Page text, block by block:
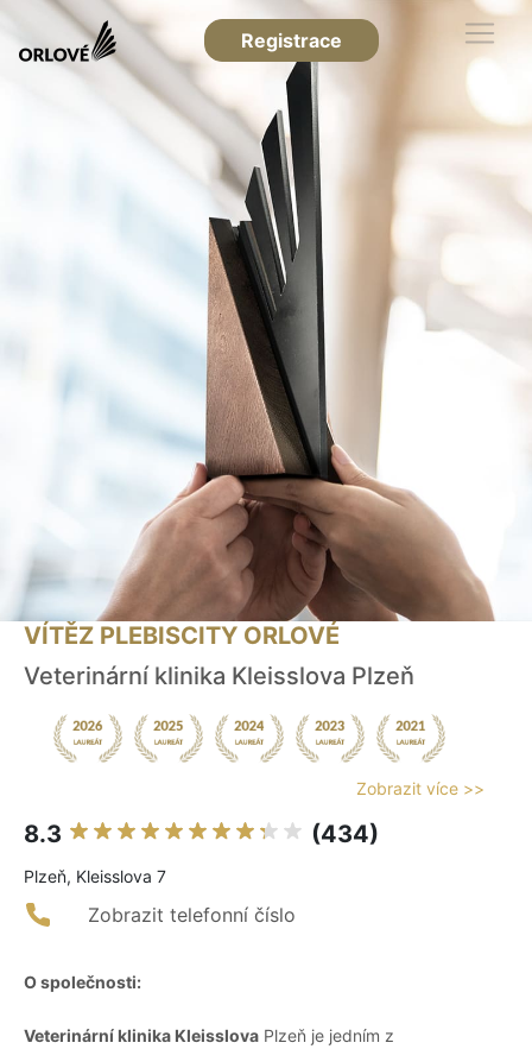
Registrace
VÍTĚZ PLEBISCITY ORLOVÉ
Veterinární klinika Kleisslova Plzeň
Zobrazit více >>
8.3 (434)
Plzeň, Kleisslova 7
Zobrazit telefonní číslo
O společnosti:
Veterinární klinika Kleisslova Plzeň je jedním z